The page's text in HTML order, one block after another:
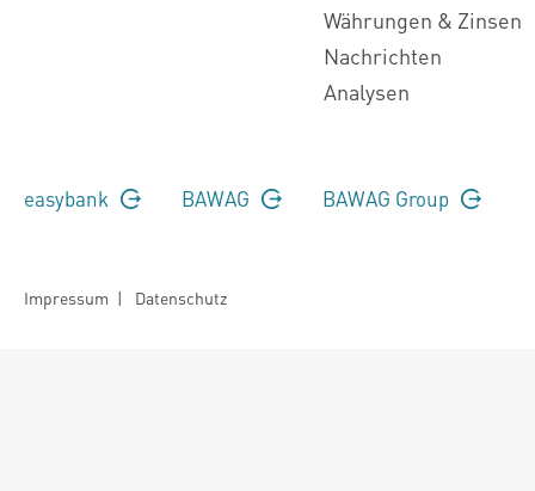
Währungen & Zinsen
Nachrichten
Analysen
easybank BAWAG BAWAG Group
Impressum | Datenschutz